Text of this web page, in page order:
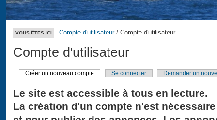
VOUS ÊTES ICI Compte d'utilisateur/ Compte d'utilisateur
Compte d'utilisateur
Créer un nouveau compte Se connecter Demander un
Le site est accessible à tous en lecture.
La création d'un compte n'est